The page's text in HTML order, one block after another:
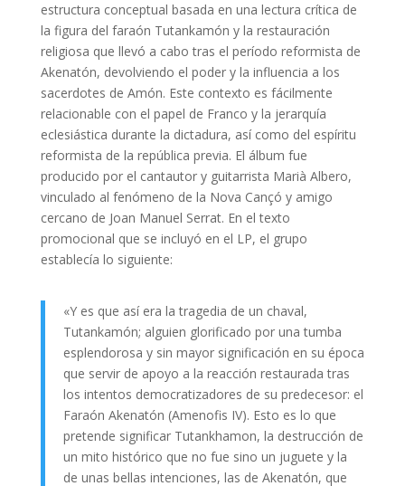
estructura conceptual basada en una lectura crítica de
la figura del faraón Tutankamón y la restauración
religiosa que llevó a cabo tras el período reformista de
Akenatón, devolviendo el poder y la influencia a los
sacerdotes de Amón. Este contexto es fácilmente
relacionable con el papel de Franco y la jerarquía
eclesiástica durante la dictadura, así como del espíritu
reformista de la república previa. El álbum fue
producido por el cantautor y guitarrista Marià Albero,
vinculado al fenómeno de la Nova Cançó y amigo
cercano de Joan Manuel Serrat. En el texto
promocional que se incluyó en el LP, el grupo
establecía lo siguiente:
«Y es que así era la tragedia de un chaval,
Tutankamón; alguien glorificado por una tumba
esplendorosa y sin mayor significación en su época
que servir de apoyo a la reacción restaurada tras
los intentos democratizadores de su predecesor: el
Faraón Akenatón (Amenofis IV). Esto es lo que
pretende significar Tutankhamon, la destrucción de
un mito histórico que no fue sino un juguete y la
de unas bellas intenciones, las de Akenatón, que